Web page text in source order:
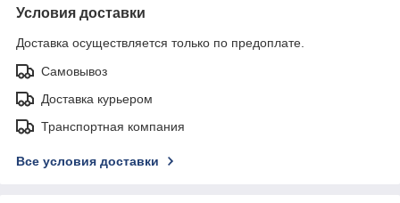
Условия доставки
Доставка осуществляется только по предоплате.
Самовывоз
Доставка курьером
Транспортная компания
Все условия доставки